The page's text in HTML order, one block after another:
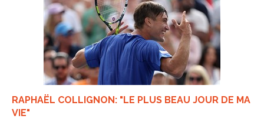
RAPHAËL COLLIGNON: "LE PLUS BEAU JOUR DE MA
VIE"